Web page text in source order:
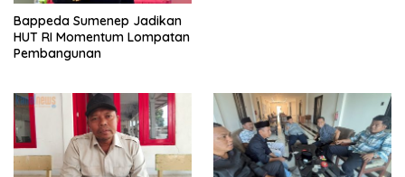
Bappeda Sumenep Jadikan
HUT RI Momentum Lompatan
Pembangunan